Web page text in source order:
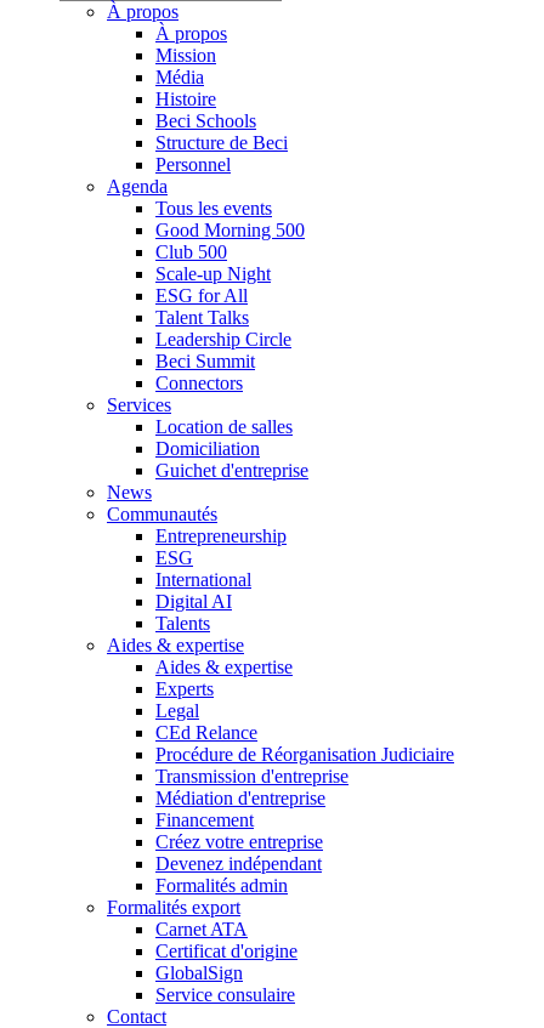
À propos
À propos
Mission
Média
Histoire
Beci Schools
Structure de Beci
Personnel
Agenda
Tous les events
Good Morning 500
Club 500
Scale-up Night
ESG for All
Talent Talks
Leadership Circle
Beci Summit
Connectors
Services
Location de salles
Domiciliation
Guichet d'entreprise
News
Communautés
Entrepreneurship
ESG
International
Digital AI
Talents
Aides & expertise
Aides & expertise
Experts
Legal
CEd Relance
Procédure de Réorganisation Judiciaire
Transmission d'entreprise
Médiation d'entreprise
Financement
Créez votre entreprise
Devenez indépendant
Formalités admin
Formalités export
Carnet ATA
Certificat d'origine
GlobalSign
Service consulaire
Contact